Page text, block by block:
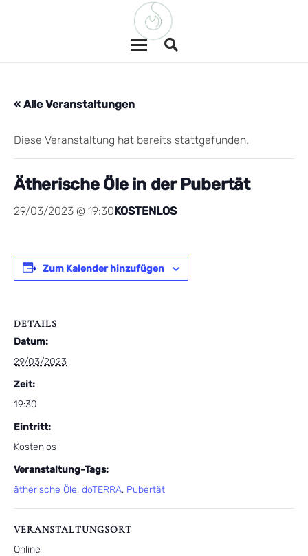
« Alle Veranstaltungen
Diese Veranstaltung hat bereits stattgefunden.
Ätherische Öle in der Pubertät
29/03/2023 @ 19:30KOSTENLOS
Zum Kalender hinzufügen
DETAILS
Datum:
29/03/2023
Zeit:
19:30
Eintritt:
Kostenlos
Veranstaltung-Tags:
ätherische Öle, doTERRA, Pubertät
VERANSTALTUNGSORT
Online